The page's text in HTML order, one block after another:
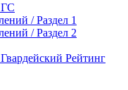
/ Раздел 1
/ Раздел 2
Рейтинг